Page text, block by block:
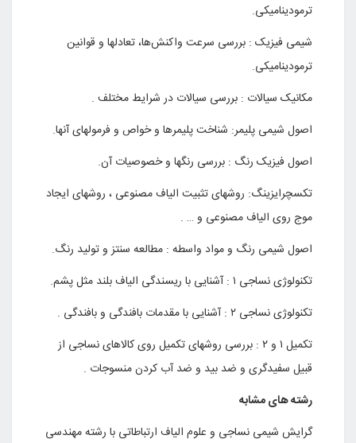
ترمودینامیکی.
شیمی فیزیک : بررسی سرعت واکنش‌ها، تعادلها و قوانین
ترمودینامیکی.
مکانیک سیالات : بررسی سیالات در شرایط مختلف .
اصول شیمی پلیمر: شناخت پلیمرها و خواص و فرمولهای آنها.
اصول فیزیک رنگ : بررسی رنگها و خصوصیات آن.
تکسچرایزینگ: روشهای تثبیت الیاف مصنوعی ، روشهای ایجاد
موج روی الیاف مصنوعی و … .
اصول شیمی رنگ و مواد واسطه : مطالعه سنتز و تولید رنگ.
تکنولوژی نساجی ۱ : آشنایی با ریسندگی الیاف بلند مثل پشم.
تکنولوژی نساجی ۲ : آشنایی با مقدمات بافندگی و بافندگی .
تکمیل ۱ و ۲ : بررسی روشهای تکمیل روی کالاهای نساجی از
قبیل سفیدگری و ضد بید و ضد آب کردن منسوجات .
رشته های مشابه
گرایش شیمی نساجی و علوم الیاف ارتباطاتی با رشته مهندسی